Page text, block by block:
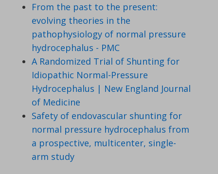
From the past to the present:
evolving theories in the
pathophysiology of normal pressure
hydrocephalus - PMC
A Randomized Trial of Shunting for
Idiopathic Normal-Pressure
Hydrocephalus | New England Journal
of Medicine
Safety of endovascular shunting for
normal pressure hydrocephalus from
a prospective, multicenter, single-
arm study